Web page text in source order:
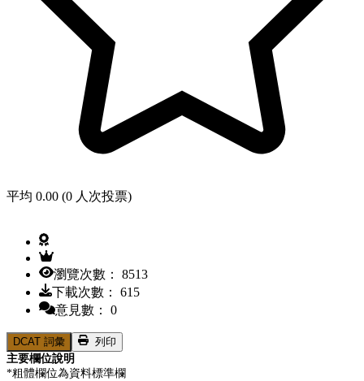
平均 0.00 (0 人次投票)
瀏覽次數： 8513
下載次數： 615
意見數： 0
DCAT 詞彙
列印
主要欄位說明
*粗體欄位為資料標準欄